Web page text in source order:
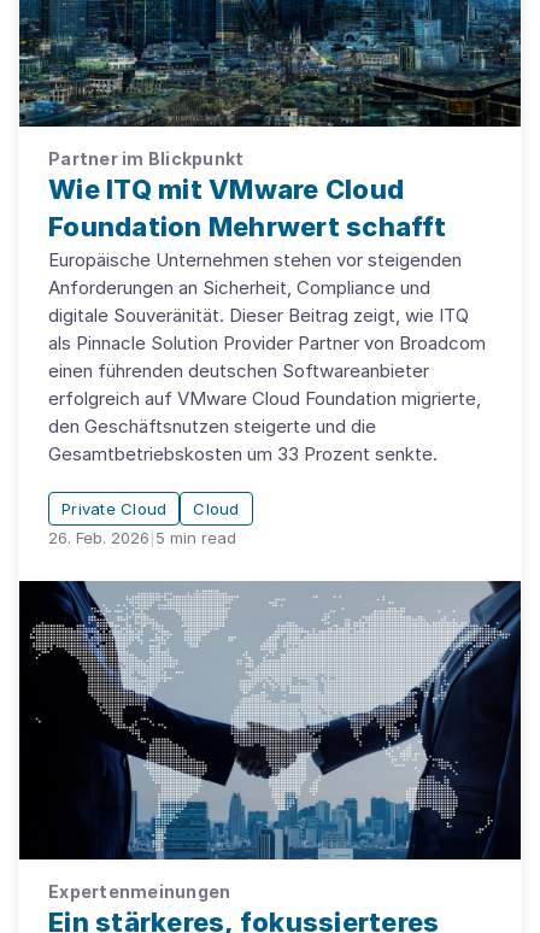
Partner im Blickpunkt
Wie ITQ mit VMware Cloud
Foundation Mehrwert schafft
Europäische Unternehmen stehen vor steigenden
Anforderungen an Sicherheit, Compliance und
digitale Souveränität. Dieser Beitrag zeigt, wie ITQ
als Pinnacle Solution Provider Partner von Broadcom
einen führenden deutschen Softwareanbieter
erfolgreich auf VMware Cloud Foundation migrierte,
den Geschäftsnutzen steigerte und die
Gesamtbetriebskosten um 33 Prozent senkte.
Private Cloud
Cloud
26. Feb. 2026 5 min read
Expertenmeinungen
Ein stärkeres, fokussierteres